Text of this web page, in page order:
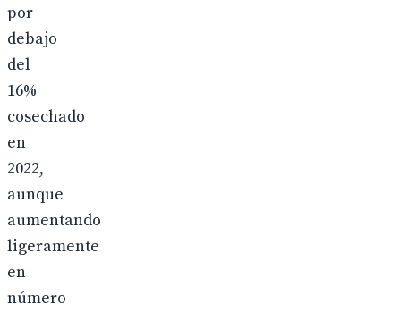
por
debajo
del
16%
cosechado
en
2022,
aunque
aumentando
ligeramente
en
número